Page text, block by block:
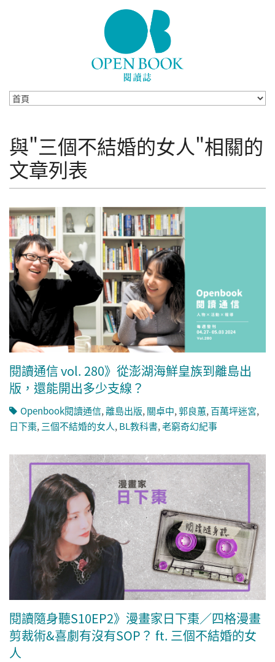
與"三個不結婚的女人"相關的
文章列表
閱讀通信 vol. 280》從澎湖海鮮皇族到離島出
版，還能開出多少支線？
Openbook閱讀通信,離島出版,關卓中,郭良蕙,百萬坪迷宮,
日下棗,三個不結婚的女人,BL教科書,老窮奇幻紀事
閱讀隨身聽S10EP2》漫畫家日下棗／四格漫畫
剪裁術&喜劇有沒有SOP？ ft. 三個不結婚的女
人